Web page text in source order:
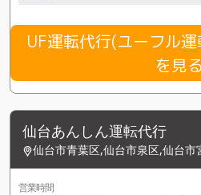
UF運転代行(ユーフル
を見る
仙台あんしん運転代行
仙台市青葉区,仙台市泉区,仙台市
営業時間